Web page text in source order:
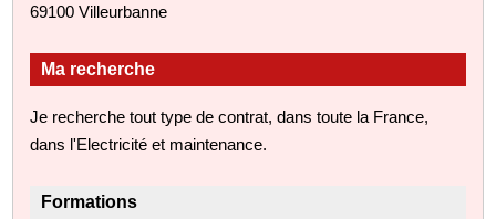
69100 Villeurbanne
Ma recherche
Je recherche tout type de contrat, dans toute la France,
dans l'Electricité et maintenance.
Formations